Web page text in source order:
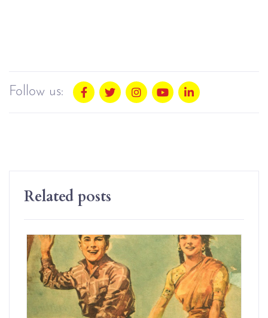
Follow us:
Related posts